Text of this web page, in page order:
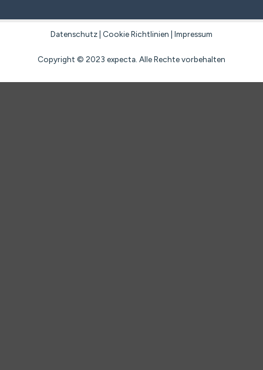
Copyright © 2023 expecta. Alle Rechte vorbehalten
Datenschutz Cookie Richtlinien Impressum